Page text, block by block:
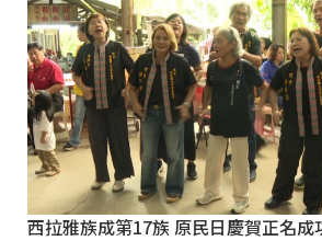
西拉雅族成第17族 原民日慶賀正名成